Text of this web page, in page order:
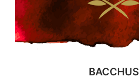
BACCHUS